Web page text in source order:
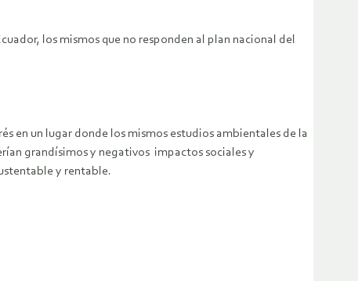
los mismos que no responden al plan nacional del
en un lugar donde los mismos estudios ambientales de la
grandísimos y negativos impactos sociales y
y rentable.